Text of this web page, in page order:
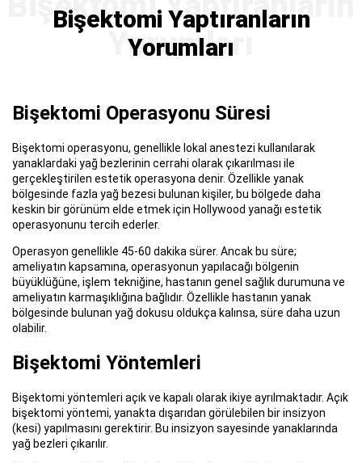
Bişektomi Yaptıranların
Yorumları
Bişektomi Operasyonu Süresi
Bişektomi operasyonu, genellikle lokal anestezi kullanılarak
yanaklardaki yağ bezlerinin cerrahi olarak çıkarılması ile
gerçekleştirilen estetik operasyona denir. Özellikle yanak
bölgesinde fazla yağ bezesi bulunan kişiler, bu bölgede daha
keskin bir görünüm elde etmek için Hollywood yanağı estetik
operasyonunu tercih ederler.
Operasyon genellikle 45-60 dakika sürer. Ancak bu süre;
ameliyatın kapsamına, operasyonun yapılacağı bölgenin
büyüklüğüne, işlem tekniğine, hastanın genel sağlık durumuna ve
ameliyatın karmaşıklığına bağlıdır. Özellikle hastanın yanak
bölgesinde bulunan yağ dokusu oldukça kalınsa, süre daha uzun
olabilir.
Bişektomi Yöntemleri
Bişektomi yöntemleri açık ve kapalı olarak ikiye ayrılmaktadır. Açık
bişektomi yöntemi, yanakta dışarıdan görülebilen bir insizyon
(kesi) yapılmasını gerektirir. Bu insizyon sayesinde yanaklarında
yağ bezleri çıkarılır.